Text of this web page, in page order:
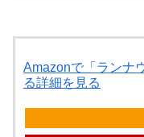
Amazonで「ランナ
る詳細を見る